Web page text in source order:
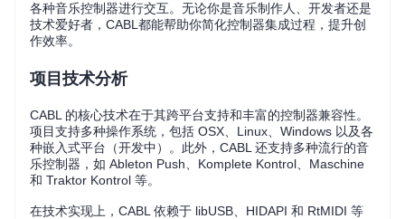
各种音乐控制器进行交互。无论你是音乐制作人、开发者还是
技术爱好者，CABL都能帮助你简化控制器集成过程，提升创
作效率。
项目技术分析
CABL 的核心技术在于其跨平台支持和丰富的控制器兼容性。
项目支持多种操作系统，包括 OSX、Linux、Windows 以及各
种嵌入式平台（开发中）。此外，CABL 还支持多种流行的音
乐控制器，如 Ableton Push、Komplete Kontrol、Maschine
和 Traktor Kontrol 等。
在技术实现上，CABL 依赖于 libUSB、HIDAPI 和 RtMIDI 等